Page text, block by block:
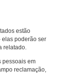
estão
elas poderão ser
relatado.
pessoais em
reclamação,